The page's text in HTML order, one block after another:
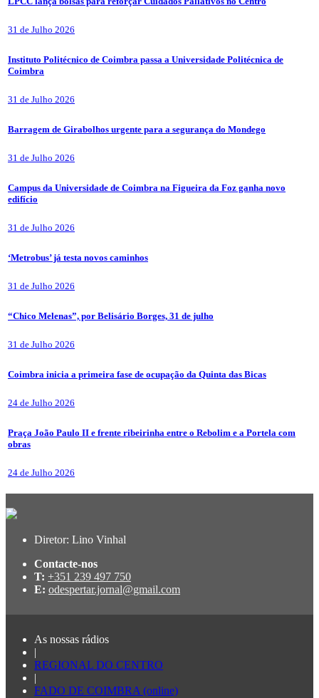
31 de Julho 2026
Instituto Politécnico de Coimbra passa a Universidade Politécnica de
Coimbra
31 de Julho 2026
Barragem de Girabolhos urgente para a segurança do Mondego
31 de Julho 2026
Campus da Universidade de Coimbra na Figueira da Foz ganha novo
edifício
31 de Julho 2026
‘Metrobus’ já testa novos caminhos
31 de Julho 2026
“Chico Melenas”, por Belisário Borges, 31 de julho
31 de Julho 2026
Coimbra inicia a primeira fase de ocupação da Quinta das Bicas
24 de Julho 2026
Praça João Paulo II e frente ribeirinha entre o Rebolim e a Portela com
obras
24 de Julho 2026
Diretor: Lino Vinhal
Contacte-nos
T: +351 239 497 750
E: odespertar.jornal@gmail.com
As nossas rádios
|
REGIONAL DO CENTRO
|
FADO DE COIMBRA (online)